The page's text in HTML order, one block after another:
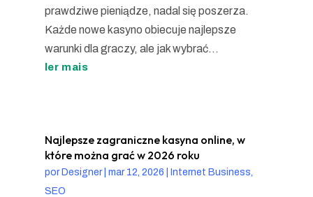
prawdziwe pieniądze, nadal się poszerza.
Każde nowe kasyno obiecuje najlepsze
warunki dla graczy, ale jak wybrać...
ler mais
Najlepsze zagraniczne kasyna online, w
które można grać w 2026 roku
por Designer| mar 12, 2026
Internet Business,
SEO